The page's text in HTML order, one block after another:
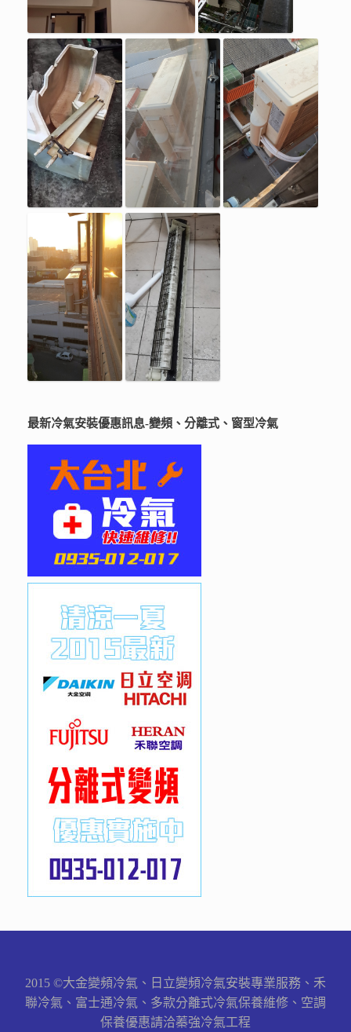
最新冷氣安裝優惠訊息-變頻、分離式、窗型冷氣
2015 ©大金變頻冷氣、日立變頻冷氣安裝專業服務、禾
聯冷氣、富士通冷氣、多款分離式冷氣保養維修、空調
保養優惠請洽蓁強冷氣工程